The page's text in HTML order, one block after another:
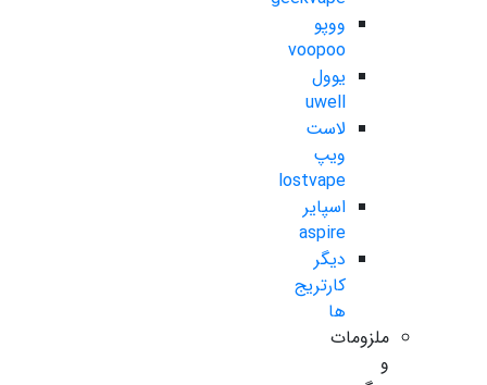
ووپو
voopoo
یوول
uwell
لاست
ویپ
lostvape
اسپایر
aspire
دیگر
کارتریج
ها
ملزومات
و